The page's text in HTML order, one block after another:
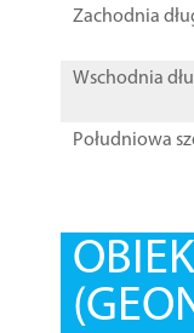
Zachodnia
Wschodnia
Południowa